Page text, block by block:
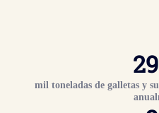
mil toneladas de galletas y